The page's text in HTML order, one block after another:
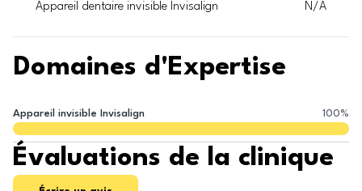
Appareil dentaire invisible Invisalign N/A
Domaines d'Expertise
Appareil invisible Invisalign 100%
Évaluations de la clinique